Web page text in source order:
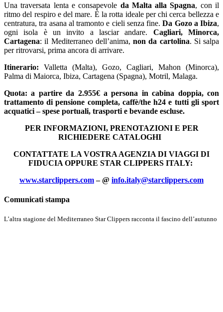
Una traversata lenta e consapevole da Malta alla Spagna, con il
ritmo del respiro e del mare. È la rotta ideale per chi cerca bellezza e
centratura, tra asana al tramonto e cieli senza fine.Da Gozo a Ibiza,
ogni isola è un invito a lasciar andare. Cagliari, Minorca,
Cartagena: il Mediterraneo dell’anima, non da cartolina. Si salpa
per ritrovarsi, prima ancora di arrivare.
Itinerario: Valletta (Malta), Gozo, Cagliari, Mahon (Minorca),
Palma di Maiorca, Ibiza, Cartagena (Spagna), Motril, Malaga.
Quota: a partire da 2.955€ a persona in cabina doppia, con
trattamento di pensione completa, caffè/the h24 e tutti gli sport
acquatici – spese portuali, trasporti e bevande escluse.
PER INFORMAZIONI, PRENOTAZIONI E PER
RICHIEDERE CATALOGHI
CONTATTATE LA VOSTRA AGENZIA DI VIAGGI DI
FIDUCIA OPPURE STAR CLIPPERS ITALY:
www.starclippers.com– @ info.italy@starclippers.com
Comunicati stampa
L’altra stagione del Mediterraneo Star Clippers racconta il fascino dell’autunno